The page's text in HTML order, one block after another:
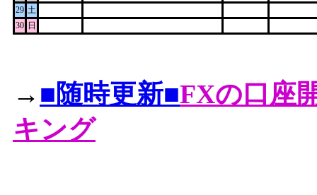
29 土
30 日
→ ■随時更新■FXの口座
キング